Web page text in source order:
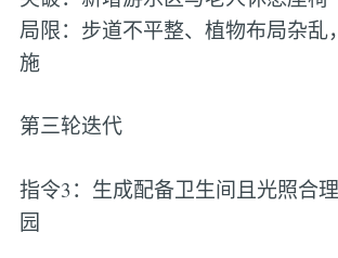
局限：步道不平整、植物布局杂乱
施
第三轮迭代
指令3：生成配备卫生间且光照合
园